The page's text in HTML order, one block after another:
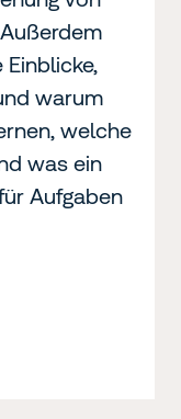
warum
welche
was ein
Aufgaben